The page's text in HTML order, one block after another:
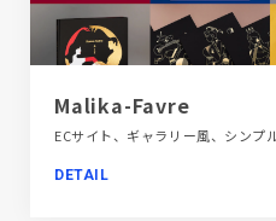
Malika-Favre
DETAIL